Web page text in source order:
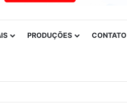
PRODUÇÕES CONTATO